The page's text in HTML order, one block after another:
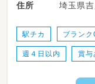
住所
埼玉県
駅チカ ブランク
週４日以内 賞与